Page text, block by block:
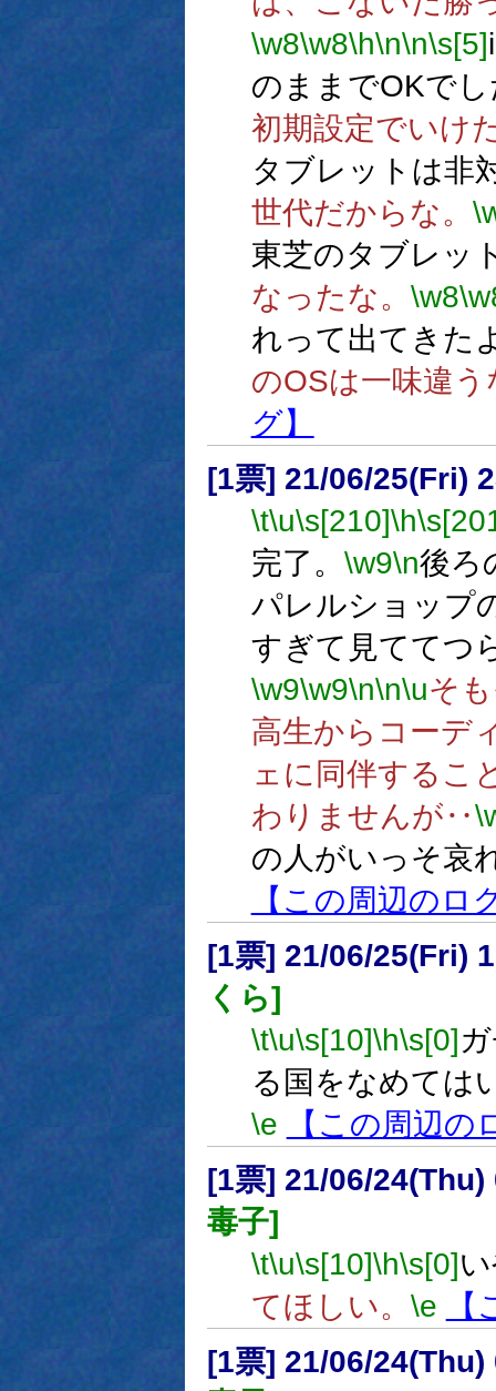
\w8\w8\h\n\n\s[5]
のままでOKでし
初期設定でいけ
タブレットは非
世代だからな。
東芝のタブレッ
なったな。 \w8
れって出てきた
のOSは一味違う
グ】
[1票] 21/06/25(Fri)
\t\u\s[210]\h
完了。 \w9\n後ろ
パレルショップ
すぎて見ててつ
\w9\w9\n\n\uそ
高生からコーデ
ェに同伴するこ
わりませんが‥
の人がいっそ哀
【この周辺のロ
[1票] 21/06/25(Fri)
くら]
\t\u\s[10]\h\s[0]
る国をなめては
\e
【この周辺の
[1票] 21/06/
毒子]
\t\u\s[10]\h\s[0]
てほしい。 \e
[1票] 21/06/